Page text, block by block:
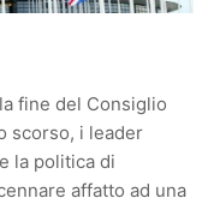
fine del Consiglio
scorso, i leader
la politica di
affatto ad una